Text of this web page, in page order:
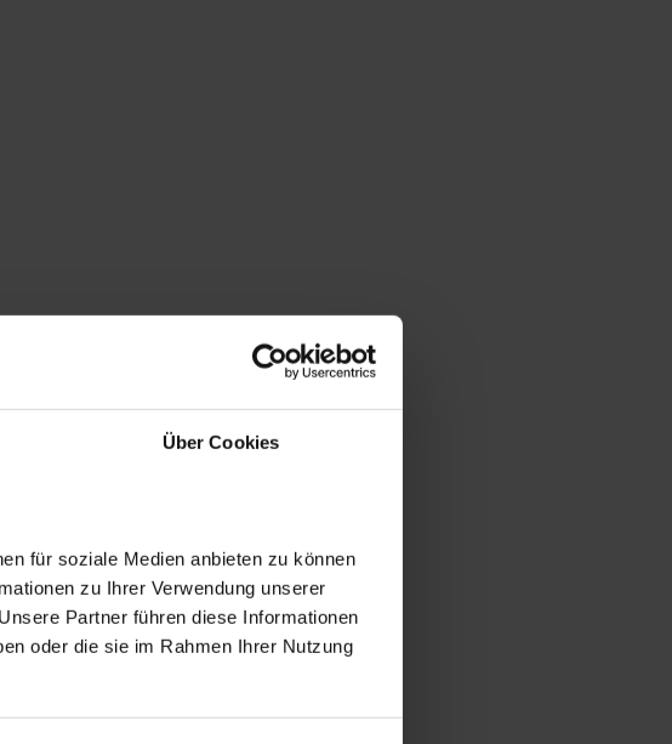
Über Cookies
für soziale Medien anbieten zu können
zu Ihrer Verwendung unserer
Partner führen diese Informationen
oder die sie im Rahmen Ihrer Nutzung